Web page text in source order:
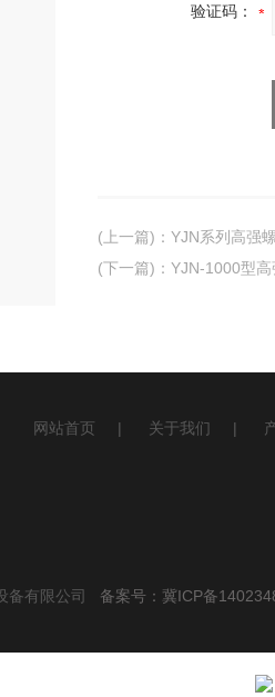
验证码：
(上一篇) ： YJN系列高强
(下一篇) ： YJN-1000型
网站首页 | 关于我们 |
备有限公司 备案号：冀ICP备